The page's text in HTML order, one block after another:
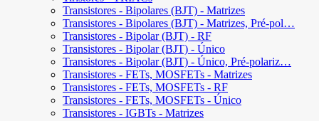
Transistores - Bipolares (BJT) - Matrizes
Transistores - Bipolares (BJT) - Matrizes, Pré-pol…
Transistores - Bipolar (BJT) - RF
Transistores - Bipolar (BJT) - Único
Transistores - Bipolar (BJT) - Único, Pré-polariz…
Transistores - FETs, MOSFETs - Matrizes
Transistores - FETs, MOSFETs - RF
Transistores - FETs, MOSFETs - Único
Transistores - IGBTs - Matrizes